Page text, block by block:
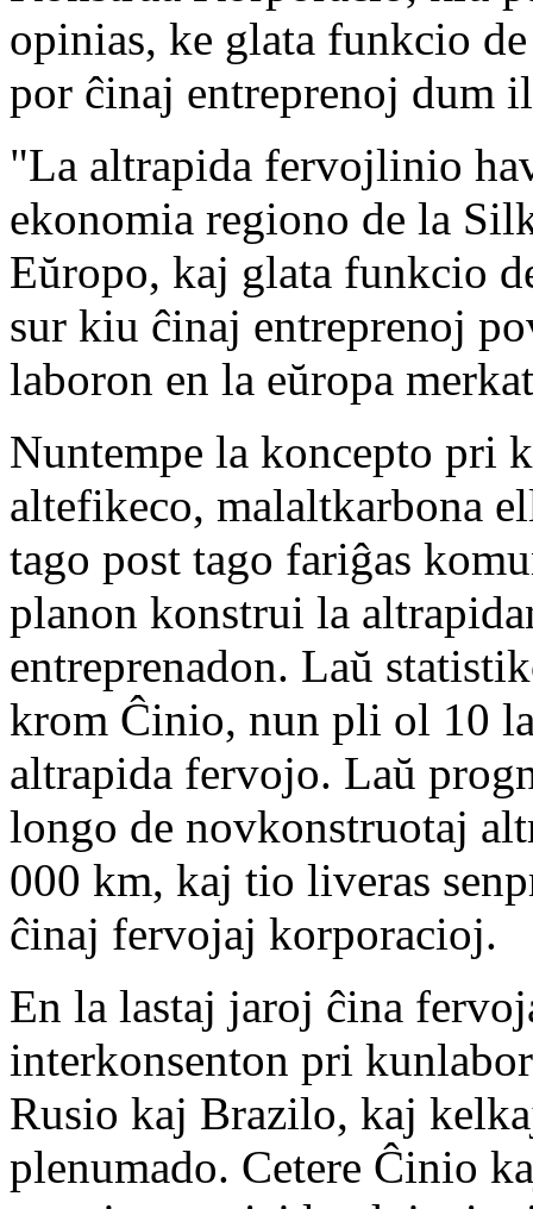
opinias, ke glata funkcio
por ĉinaj entreprenoj dum
"La altrapida fervojlinio
ekonomia regiono de la
Eŭropo, kaj glata funkcio
sur kiu ĉinaj entreprenoj
laboron en la eŭropa
Nuntempe la koncepto pri
altefikeco, malaltkarbona
tago post tago fariĝas
planon konstrui la
entreprenadon. Laŭ
krom Ĉinio, nun pli ol 10
altrapida fervojo. Laŭ
longo de novkonstruotaj
000 km, kaj tio liveras
ĉinaj fervojaj korporacioj.
En la lastaj jaroj ĉina
interkonsenton pri
Rusio kaj Brazilo, kaj
plenumado. Cetere Ĉinio